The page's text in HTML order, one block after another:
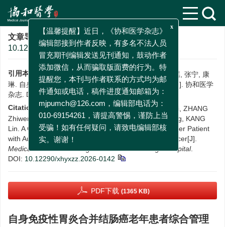
文章导航 >协和医学杂志 > 六校 > DOI:
10.12290/xhyxzz.2026-0142
引用本文: 陈孟, 侯春辉, 周良锐, 张志文, 肖剑春, 汪明瑶, 张宁, 康
琳. 自身免疫性胃炎合并结肠癌老年患者综合管理一例[J]. 协和医学
杂志. DOI:10.12290/xhyxzz.2026-0142
Citation:
CHEN Meng, HOU Chunhui, ZHOU Liangrui, ZHANG
Zhiwen, XIAO Jianchun, WANG Mingyao, ZHANG Ning, KANG
Lin. A Case of Comprehensive Management in an Older Patient
with Autoimmune Gastritis Complicated by Colon Cancer[J].
Medical Journal of Peking Union Medical College Hospital.
DOI: 10.12290/xhyxzz.2026-0142
PDF下载 (1365 KB)
自身免疫性胃炎合并结肠癌老年患者综合管理
【温馨提醒】近日，《协和医学杂志》
编辑部接到作者反映，有多名不法人员
冒充期刊编辑发送见刊通知，鼓动作者
添加微信，从而骗取版面费的行为。特
提醒您，本刊与作者联系的方式均为邮
件通知或电话，稿件进度通知邮箱为：
mjpumch@126.com，编辑部电话为：
010-69154261，请提高警惕，谨防上当
受骗！如有任何疑问，请致电编辑部核
实。谢谢！